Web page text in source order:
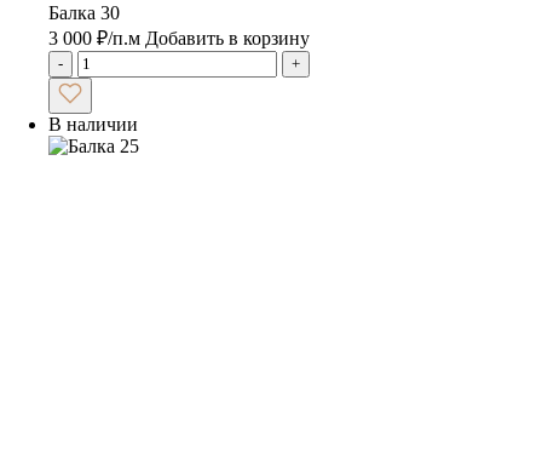
Балка 30
3 000 ₽/п.м Добавить в корзину
- +
В наличии